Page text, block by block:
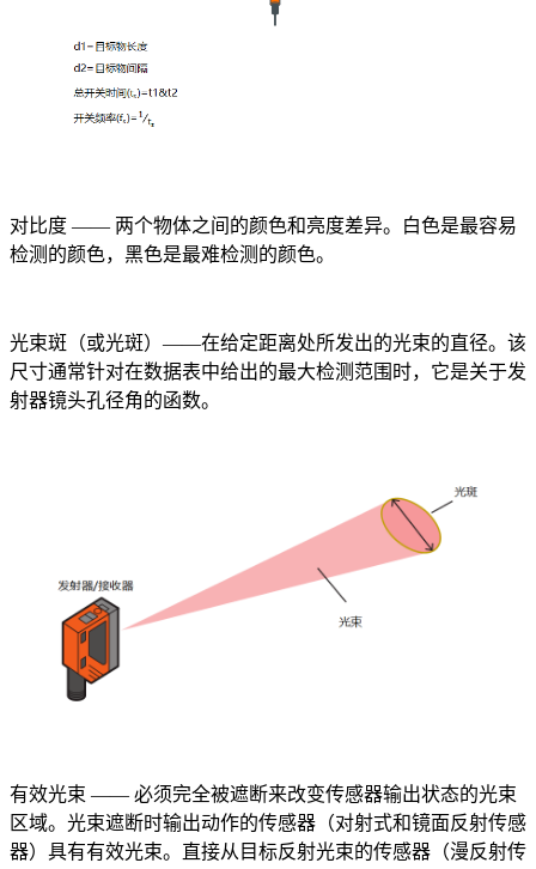
对比度 —— 两个物体之间的颜色和亮度差异。白色是最容易
检测的颜色，黑色是最难检测的颜色。
光束斑（或光斑）——在给定距离处所发出的光束的直径。该
尺寸通常针对在数据表中给出的最大检测范围时，它是关于发
射器镜头孔径角的函数。
有效光束 —— 必须完全被遮断来改变传感器输出状态的光束
区域。光束遮断时输出动作的传感器（对射式和镜面反射传感
器）具有有效光束。直接从目标反射光束的传感器（漫反射传